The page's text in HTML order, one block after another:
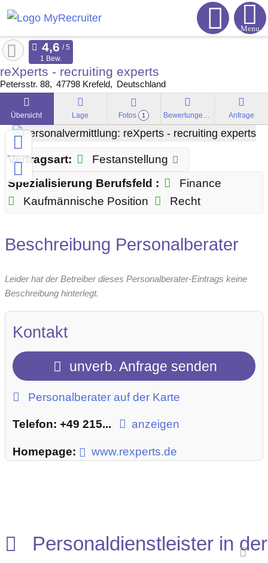
Menu
reXperts - recruiting experts
Petersstr. 88 47798 Krefeld Deutschland
1 Bew.
Übersicht Lage Fotos 1 Bewertungen Anfrage
Vertragsart:
Festanstellung
Spezialisierung Berufsfeld :
Finance
Kaufmännische Position
Recht
Beschreibung Personalberater
Leider hat der Betreiber dieses Personalberater-Eintrags keine
Beschreibung hinterlegt.
Kontakt
unverb. Anfrage senden
Personalberater auf der Karte
Telefon: +49 215... anzeigen
Homepage: www.rexperts.de
Personaldienstleister in der